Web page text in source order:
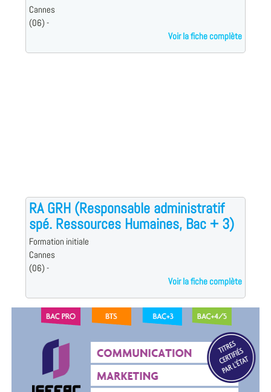
Cannes
(06) -
Voir la fiche complète
RA GRH (Responsable administratif
spé. Ressources Humaines, Bac + 3)
Formation initiale
Cannes
(06) -
Voir la fiche complète